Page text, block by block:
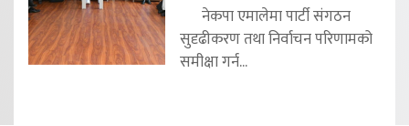
नेकपा एमालेमा पार्टी संगठन
सुदृढीकरण तथा निर्वाचन परिणामको
समीक्षा गर्न...